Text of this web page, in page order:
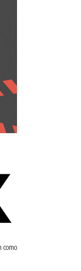
como